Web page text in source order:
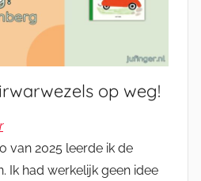
op weg!
van 2025 leerde ik de
Ik had werkelijk geen idee